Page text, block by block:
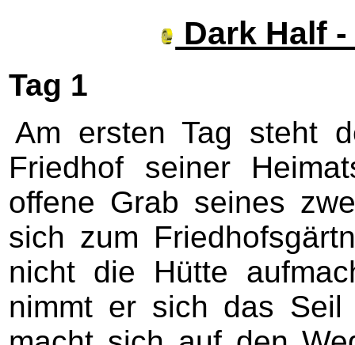
Dark Half
Tag 1
Am ersten Tag steht
Friedhof seiner
offene Grab seines
sich zum
nicht die Hütte
nimmt er sich das Seil